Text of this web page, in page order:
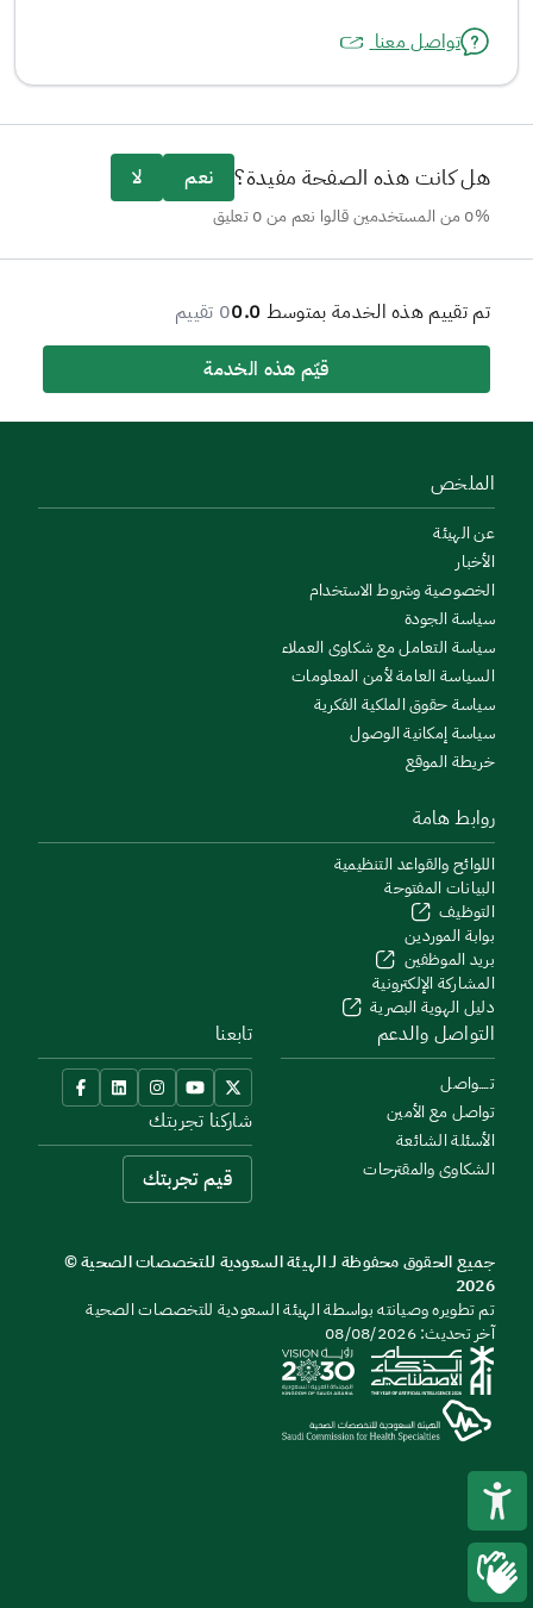
تواصل معنا
هل كانت هذه الصفحة مفيدة؟ نعم لا
0% من المستخدمين قالوا نعم من 0 تعليق
تم تقييم هذه الخدمة بمتوسط 0.00 تقييم
قيّم هذه الخدمة
الملخص
عن الهيئة
الأخبار
الخصوصية وشروط الاستخدام
سياسة الجودة
سياسة التعامل مع شكاوى العملاء
السياسة العامة لأمن المعلومات
سياسة حقوق الملكية الفكرية
سياسة إمكانية الوصول
خريطة الموقع
روابط هامة
اللوائح والقواعد التنظيمية
البيانات المفتوحة
التوظيف
بوابة الموردين
بريد الموظفين
المشاركة الإلكترونية
دليل الهوية البصرية
التواصل والدعم
تــــواصل
تواصل مع الأمين
الأسئلة الشائعة
الشكاوى والمقترحات
تابعنا
شاركنا تجربتك
قيم تجربتك
جميع الحقوق محفوظة لـ الهيئة السعودية للتخصصات الصحية ©
2026
تم تطويره وصيانته بواسطة الهيئة السعودية للتخصصات الصحية
آخر تحديث: 08/08/2026